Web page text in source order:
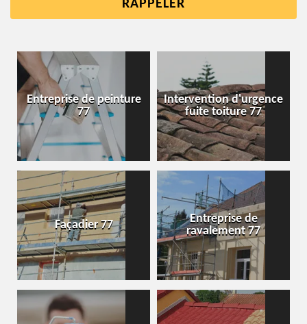
Entreprise de peinture
77
Intervention d'urgence
fuite toiture 77
Façadier 77
Entreprise de
ravalement 77